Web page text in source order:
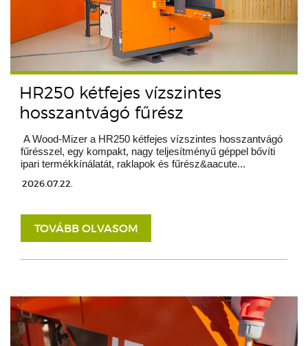
HR250 kétfejes vízszintes
hosszantvágó fűrész
A Wood-Mizer a HR250 kétfejes vízszintes hosszantvágó
fűrésszel, egy kompakt, nagy teljesítményű géppel bővíti
ipari termékkínálatát, raklapok és fűrész&aacute...
2026.07.22.
TOVÁBB OLVASOM